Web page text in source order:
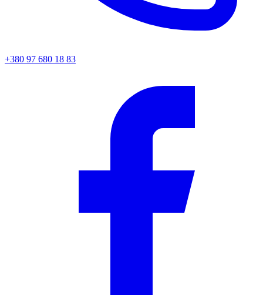
+380 97 680 18 83